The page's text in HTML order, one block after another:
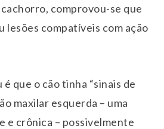
cachorro, comprovou-se que
lesões compatíveis com ação
que o cão tinha “sinais de
maxilar esquerda – uma
e crônica – possivelmente